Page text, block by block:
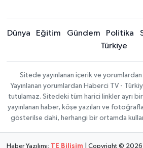
Dünya Eğitim Gündem Politika
Türkiye
Sitede yayınlanan içerik ve yorumlardan
Yayınlanan yorumlardan Haberci TV -
tutulamaz. Sitedeki tüm harici linkler ayrı
yayınlanan haber, köşe yazıları ve
gösterilse dahi, herhangi bir ortamda
Haber Yazılımı: TE Bilişim | Copyright © 2026